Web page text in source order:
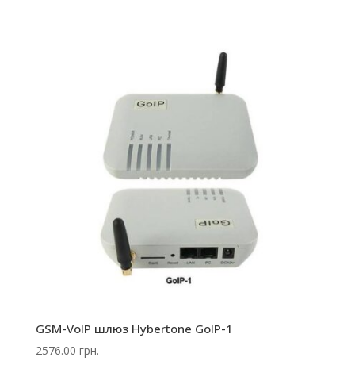
GSM-VoIP шлюз Hybertone GoIP-1
2576.00 грн.